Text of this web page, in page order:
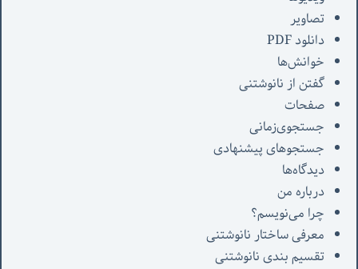
تصاویر
دانلود PDF
خوانش‌ها
گفتن از نانوشتنی
صفحات
جستجوی‌زمانی
جستجوهای پیشنهادی
دیدگاه‌ها
درباره من
چرا می‌نویسم؟
معرفی‌ ساختار نانوشتنی
تقسیم بندی نانوشتنی